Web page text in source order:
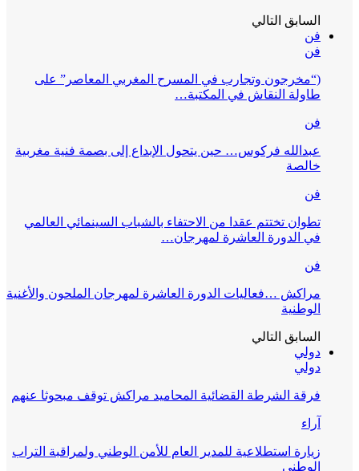
السابق التالي
فن
فن
(“مخرجون وتجارب في المسرح المغربي المعاصر” على
طاولة النقاش في المكتبة…
فن
عبدالله فركوس… حين يتحول الإبداع إلى بصمة فنية مغربية
خالصة
فن
تطوان تختتم عقدا من الاحتفاء بالشباب السينمائي العالمي
في الدورة العاشرة لمهرجان…
فن
مراكش …فعاليات الدورة العاشرة لمهرجان الملحون والأغنية
الوطنية
السابق التالي
دولي
دولي
فرقة الشرطة القضائية المحاميد مراكش توقف مبحوثا عنهم
آراء
زيارة استطلاعية للمدير العام للأمن الوطني ولمراقبة التراب
الوطني